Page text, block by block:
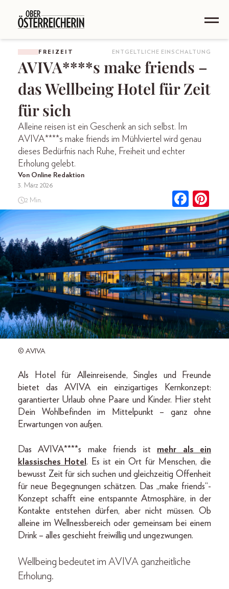
FREIZEIT ENTGELTLICHE EINSCHALTUNG
AVIVA****s make friends –
das Wellbeing Hotel für Zeit
für sich
Alleine reisen ist ein Geschenk an sich selbst. Im
AVIVA****s make friends im Mühlviertel wird genau
dieses Bedürfnis nach Ruhe, Freiheit und echter
Erholung gelebt.
Von Online Redaktion
3. März 2026
2 Min.
© AVIVA
Als Hotel für Alleinreisende, Singles und Freunde
bietet das AVIVA ein einzigartiges Kernkonzept:
garantierter Urlaub ohne Paare und Kinder. Hier steht
Dein Wohlbefinden im Mittelpunkt – ganz ohne
Erwartungen von außen.
Das AVIVA****s make friends ist mehr als ein
klassisches Hotel . Es ist ein Ort für Menschen, die
bewusst Zeit für sich suchen und gleichzeitig Offenheit
für neue Begegnungen schätzen. Das „make friends“-
Konzept schafft eine entspannte Atmosphäre, in der
Kontakte entstehen dürfen, aber nicht müssen. Ob
alleine im Wellnessbereich oder gemeinsam bei einem
Drink – alles geschieht freiwillig und ungezwungen.
Wellbeing bedeutet im AVIVA ganzheitliche
Erholung.